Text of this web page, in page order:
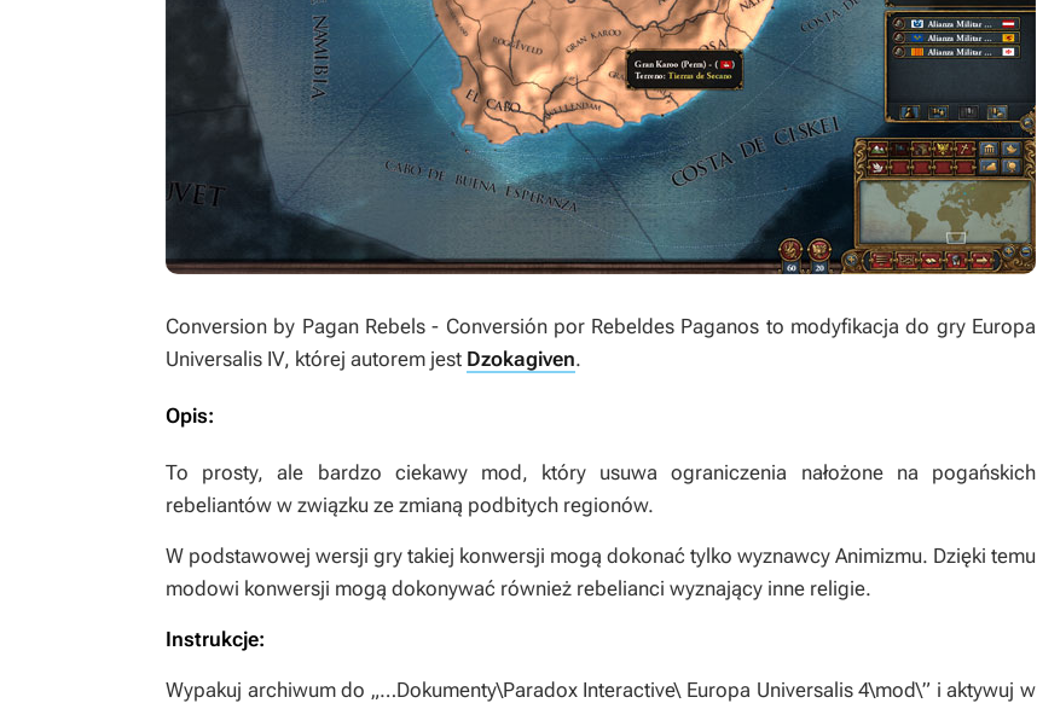
Conversion by Pagan Rebels - Conversión por Rebeldes Paganos to modyfikacja do gry Europa
Universalis IV, której autorem jest Dzokagiven.
Opis:
To prosty, ale bardzo ciekawy mod, który usuwa ograniczenia nałożone na pogańskich
rebeliantów w związku ze zmianą podbitych regionów.
W podstawowej wersji gry takiej konwersji mogą dokonać tylko wyznawcy Animizmu. Dzięki temu
modowi konwersji mogą dokonywać również rebelianci wyznający inne religie.
Instrukcje:
Wypakuj archiwum do „…Dokumenty\Paradox Interactive\ Europa Universalis 4\mod\” i aktywuj w